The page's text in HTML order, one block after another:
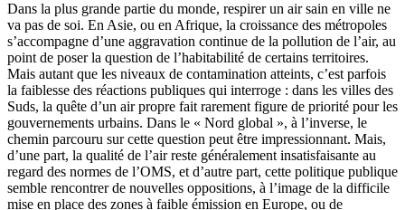
Dans la plus grande partie du monde, respirer un air sain en ville ne
va pas de soi. En Asie, ou en Afrique, la croissance des métropoles
s’accompagne d’une aggravation continue de la pollution de l’air, au
point de poser la question de l’habitabilité de certains territoires.
Mais autant que les niveaux de contamination atteints, c’est parfois
la faiblesse des réactions publiques qui interroge : dans les villes des
Suds, la quête d’un air propre fait rarement figure de priorité pour les
gouvernements urbains. Dans le « Nord global », à l’inverse, le
chemin parcouru sur cette question peut être impressionnant. Mais,
d’une part, la qualité de l’air reste généralement insatisfaisante au
regard des normes de l’OMS, et d’autre part, cette politique publique
semble rencontrer de nouvelles oppositions, à l’image de la difficile
mise en place des zones à faible émission en Europe, ou de